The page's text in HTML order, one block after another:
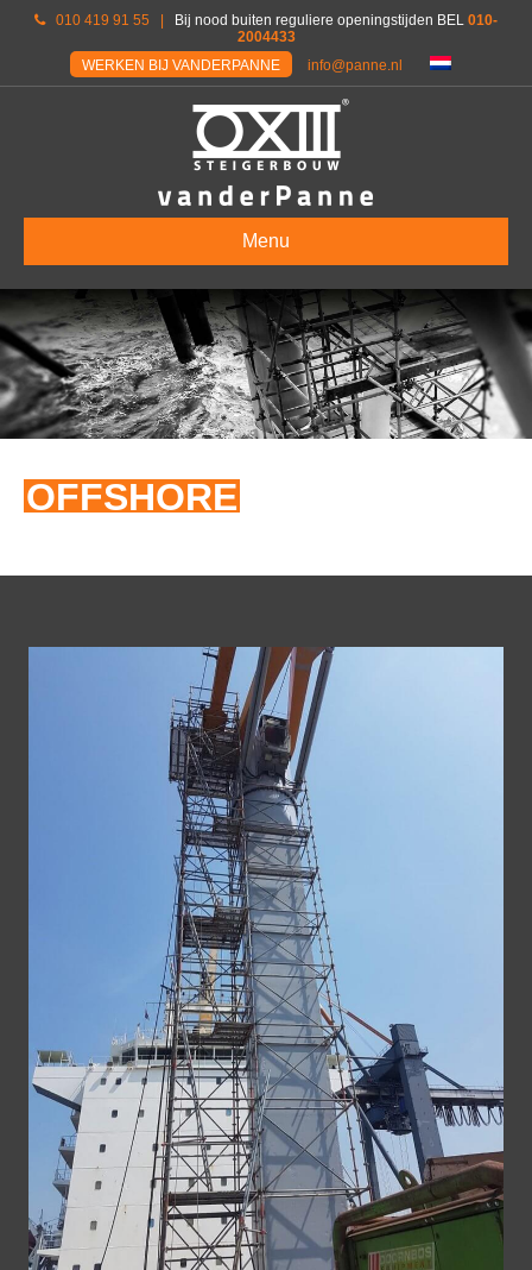
010 419 91 55 Bij nood buiten reguliere openingstijden BEL 010-
2004433
WERKEN BIJ VANDERPANNE
info@panne.nl
Menu
OFFSHORE